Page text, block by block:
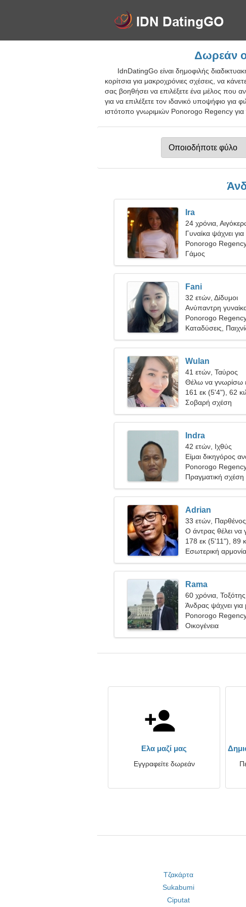
Δωρεάν
IdnDatingGo είναι δημοφιλής
κορίτσια για μακροχρόνιες σχέσεις, να
σας βοηθήσει να επιλέξετε ένα μέλος που
για να επιλέξετε τον ιδανικό υποψήφιο
ιστότοπο γνωριμιών Ponorogo Regency για
Ira
24 χρόνια,
Γυναίκα ψάχνει
Ponorogo
Γάμος
Fani
32 ετών, Δίδυμοι
Ανύπαντρη
Ponorogo
Καταδύσεις,
Wulan
41 ετών, Ταύρος
Θέλω να γνωρίσω
161 εκ (5'4"), 62
Σοβαρή σχέση
Indra
42 ετών, Ιχθύς
Είμαι δικηγόρος
γυναίκα
Ponorogo
Πραγματική σχέση
Adrian
33 ετών, Παρθένος
Ο άντρας θέλει να
178 εκ (5'11"), 89
Εσωτερική
Rama
60 χρόνια, Τοξότης
Άνδρας ψάχνει
Ponorogo
Οικογένεια
Ελα μαζί μας
Εγγραφείτε δωρεάν
Τζακάρτα
Sukabumi
Ciputat